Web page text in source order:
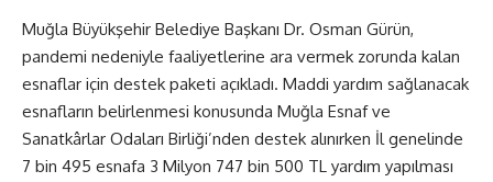
Muğla Büyükşehir Belediye Başkanı Dr. Osman Gürün,
pandemi nedeniyle faaliyetlerine ara vermek zorunda kalan
esnaflar için destek paketi açıkladı. Maddi yardım sağlanacak
esnafların belirlenmesi konusunda Muğla Esnaf ve
Sanatkârlar Odaları Birliği’nden destek alınırken İl genelinde
7 bin 495 esnafa 3 Milyon 747 bin 500 TL yardım yapılması